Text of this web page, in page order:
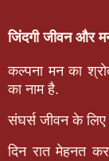
जिंदगी जीवन और
कल्पना मन का
का नाम है.
संघर्स जीवन के
दिन रात मेहनत